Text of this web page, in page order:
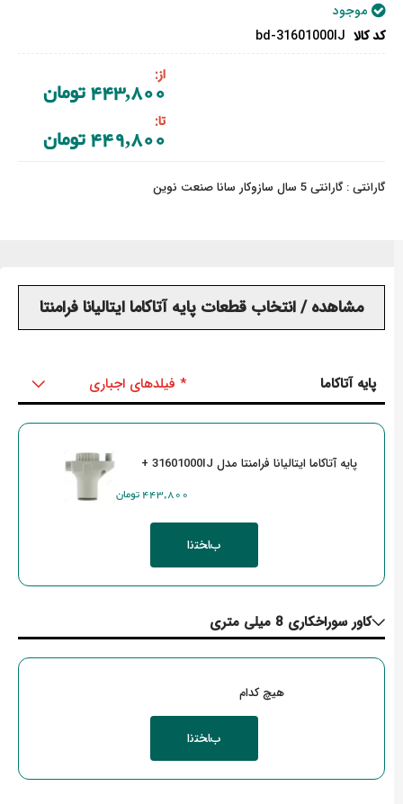
موجود
کد کالا bd-31601000IJ
‎443,800 تومان
‎449,800 تومان
گارانتی : گارانتی 5 سال سازوکار سانا صنعت نوین
مشاهده / انتخاب قطعات پایه آتاکاما ایتالیانا فرامنتا
پایه آتاکاما * فیلدهای اجباری
پایه آتاکاما ایتالیانا فرامنتا مدل 31601000IJ +
‎443,800 تومان
کاور سوراخکاری 8 میلی متری
هیچ کدام